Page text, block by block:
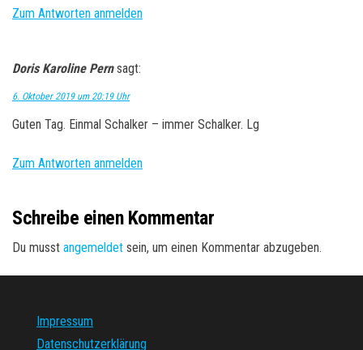
Zum Antworten anmelden
Doris Karoline Pern sagt:
6. Oktober 2019 um 20:19 Uhr
Guten Tag. Einmal Schalker – immer Schalker. Lg
Zum Antworten anmelden
Schreibe einen Kommentar
Du musst angemeldet sein, um einen Kommentar abzugeben.
Impressum
Datenschutzerklärung